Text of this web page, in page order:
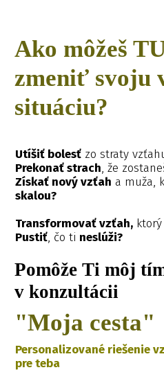
Ako môžeš
zmeniť svoju
situáciu?
Utíšiť bolesťzo straty
Prekonať strach, že
Získať nový vzťah a muža,
skalou?
Transformovať vzťah,ktorý
Pustiť, čo ti neslúži?
Pomôže Ti môj
v konzultácii
"Moja cesta"
Personalizované riešenie
pre teba